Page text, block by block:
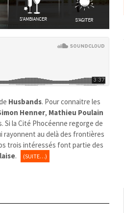
Husbands. Pour connaitre les
Henner, Mathieu Poulain
Si la Cité Phocéenne regorge de
au delà des frontières
trois intéressés font partie des
. (SUITE…)